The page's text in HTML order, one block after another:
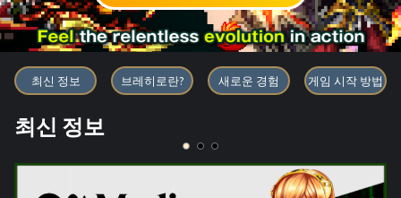
블록체인 게임 「BRAVE
최신 정보 브레히로란? 새로운 경험 게임 시작 방법
최신 정보